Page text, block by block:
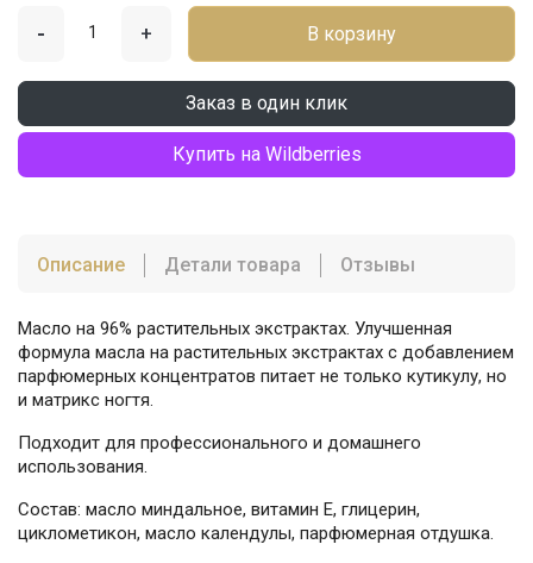
- + В корзину
Заказ в один клик
Купить на Wildberries
Описание Детали товара Отзывы
Масло на 96% растительных экстрактах. Улучшенная
формула масла на растительных экстрактах с добавлением
парфюмерных концентратов питает не только кутикулу, но
и матрикс ногтя.
Подходит для профессионального и домашнего
использования.
Состав: масло миндальное, витамин Е, глицерин,
циклометикон, масло календулы, парфюмерная отдушка.